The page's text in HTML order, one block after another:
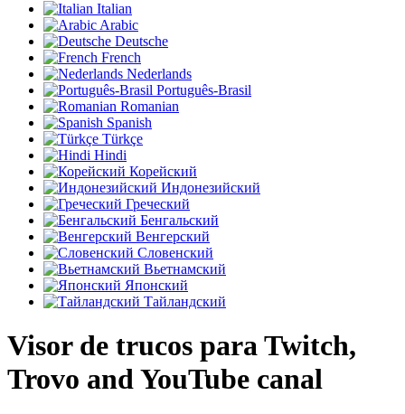
Italian
Arabic
Deutsche
French
Nederlands
Português-Brasil
Romanian
Spanish
Türkçe
Hindi
Корейский
Индонезийский
Греческий
Бенгальский
Венгерский
Словенский
Вьетнамский
Японский
Тайландский
Visor de trucos para Twitch,
Trovo and YouTube canal